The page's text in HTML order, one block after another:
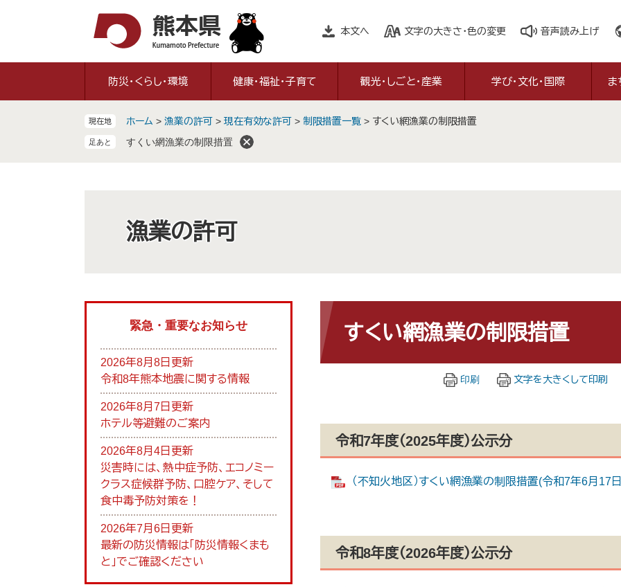
本文へ 文字の大きさ・色の変更 音声読み上げ
防災・くらし・環境 健康・福祉・子育て 観光・しごと・産業 学び・文化・国際 ま
現在地 ホーム > 漁業の許可 > 現在有効な許可 > 制限措置一覧 > すくい網漁業の制限措置
すくい網漁業の制限措置
漁業の許可
文
すくい網漁業の制限措置
印刷 文字を大きくして印刷
令和7年度（2025年度）公示分
（不知火地区）すくい網漁業の制限措置(令和7年6月17日
令和8年度（2026年度）公示分
緊急・重要なお知らせ
2026年8月8日更新
令和8年熊本地震に関する情報
2026年8月7日更新
ホテル等避難のご案内
2026年8月4日更新
災害時には、熱中症予防、エコノミー
クラス症候群予防、口腔ケア、そして
食中毒予防対策を！
2026年7月6日更新
最新の防災情報は「防災情報くまも
と」でご確認ください